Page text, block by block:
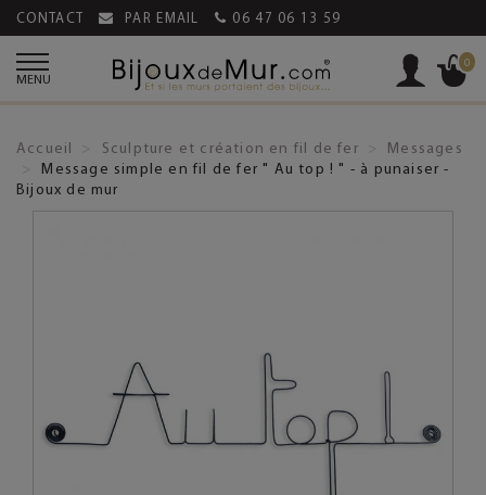
CONTACT PAR EMAIL 06 47 06 13 59
MENU
0
Accueil Sculpture et création en fil de fer
Messages
Message simple en fil de fer " Au top ! " - à punaiser -
Bijoux de mur